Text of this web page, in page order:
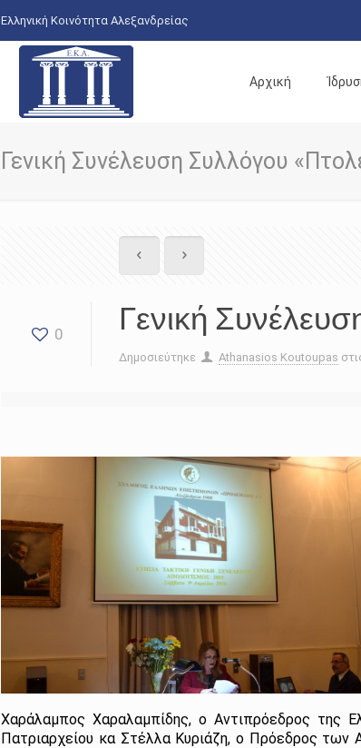
Ελληνική Κοινότητα Αλεξανδρείας
Αρχική
Γενική Συνέλευση Συλλόγου
0 Γενική
Δημοσιεύτηκε Athanasios Koutoupas
Χαράλαμπος Χαραλαμπίδης, ο Αντιπρόεδρος της
Πατριαρχείου κα Στέλλα Κυριάζη, ο Πρόεδρος των